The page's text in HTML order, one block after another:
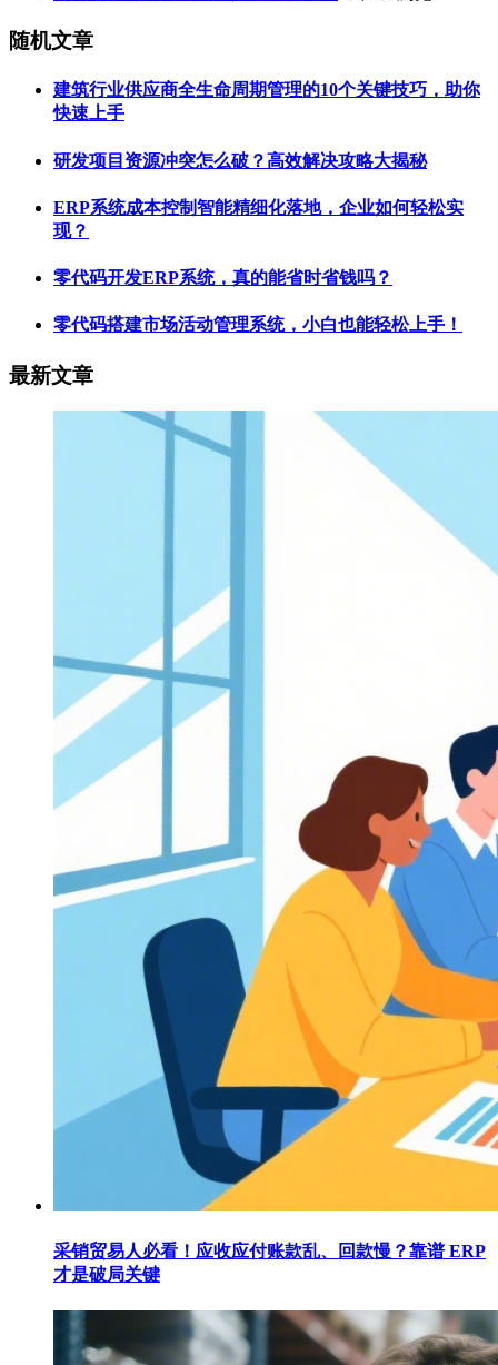
随机文章
建筑行业供应商全生命周期管理的10个关键技巧，助你
快速上手
研发项目资源冲突怎么破？高效解决攻略大揭秘
ERP系统成本控制智能精细化落地，企业如何轻松实
现？
零代码开发ERP系统，真的能省时省钱吗？
零代码搭建市场活动管理系统，小白也能轻松上手！
最新文章
采销贸易人必看！应收应付账款乱、回款慢？靠谱 ERP
才是破局关键